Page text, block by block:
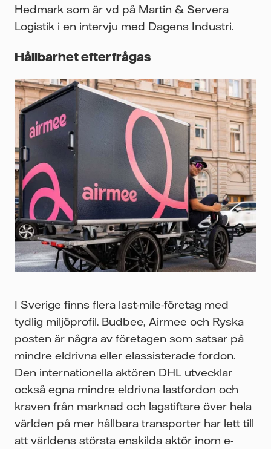
Hedmark som är vd på Martin & Servera
Logistik i en intervju med Dagens Industri.
Hållbarhet efterfrågas
I Sverige finns flera last-mile-företag med
tydlig miljöprofil. Budbee, Airmee och Ryska
posten är några av företagen som satsar på
mindre eldrivna eller elassisterade fordon.
Den internationella aktören DHL utvecklar
också egna mindre eldrivna lastfordon och
kraven från marknad och lagstiftare över hela
världen på mer hållbara transporter har lett till
att världens största enskilda aktör inom e-